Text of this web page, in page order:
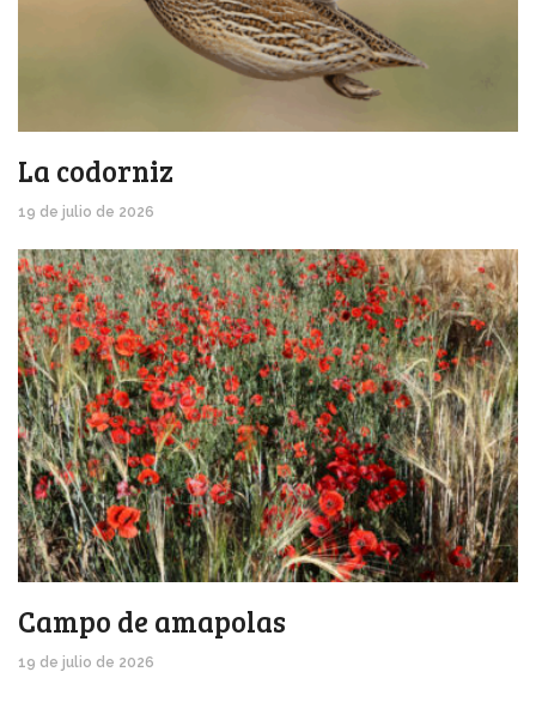
La codorniz
19 de julio de 2026
Campo de amapolas
19 de julio de 2026